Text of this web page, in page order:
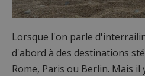
Lorsque l'on parle
d'abord à des destinations
Rome, Paris ou Berlin. Mais il